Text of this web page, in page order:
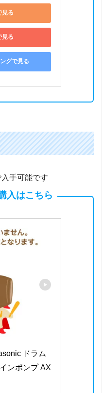
る
見る
グで見る
手可能です
入はこちら
ドラム
ンポンプ AX